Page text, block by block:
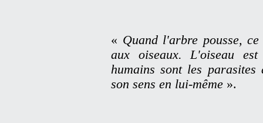
« Quand l'arbre pousse,
aux oiseaux. L'oiseau
humains sont les
son sens en lui-même ».